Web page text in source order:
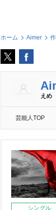
ホーム Aimer
えめ
芸能人TOP
シングル